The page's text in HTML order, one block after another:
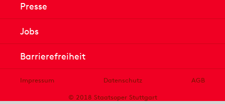
Presse
Jobs
Barrierefreiheit
Impressum Datenschutz
AGB
© 2018 Staatsoper Stuttgart